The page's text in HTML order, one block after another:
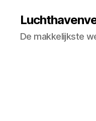
De makkelijkste